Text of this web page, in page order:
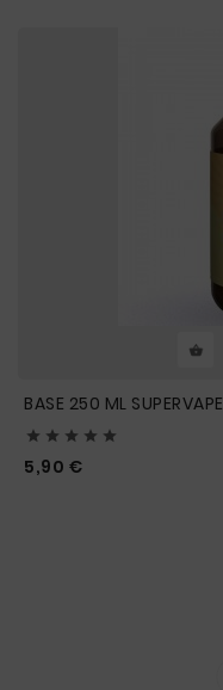
BASE 250 ML SUPERVAPE
    
5,90 €